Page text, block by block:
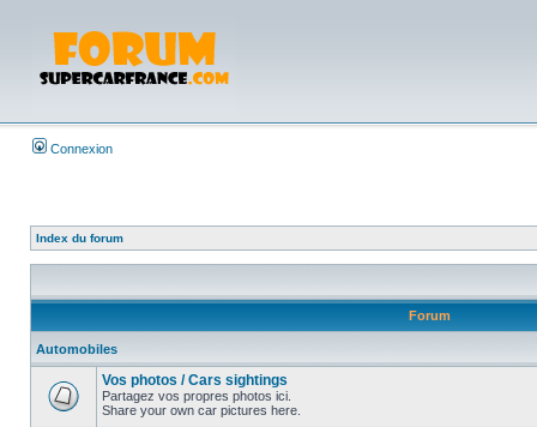
Connexion
Index du forum
Forum
Automobiles
Vos photos / Cars sightings
Partagez vos propres photos ici.
Share your own car pictures here.